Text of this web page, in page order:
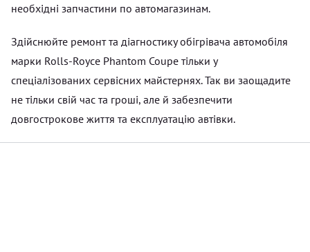
необхідні запчастини по автомагазинам.
Здійснюйте ремонт та діагностику обігрівача автомобіля
марки Rolls-Royce Phantom Coupe тільки у
спеціалізованих сервісних майстернях. Так ви заощадите
не тільки свій час та гроші, але й забезпечити
довгострокове життя та експлуатацію автівки.